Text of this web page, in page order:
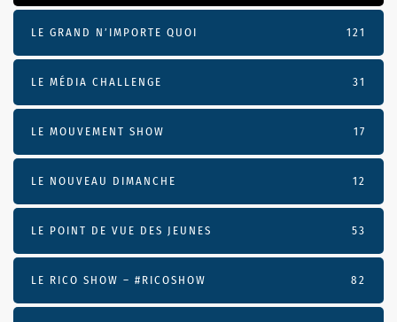
LE GRAND N’IMPORTE QUOI 121
LE MÉDIA CHALLENGE 31
LE MOUVEMENT SHOW 17
LE NOUVEAU DIMANCHE 12
LE POINT DE VUE DES JEUNES 53
LE RICO SHOW – #RICOSHOW 82